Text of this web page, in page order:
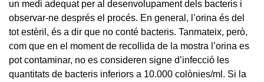
un medi adequat per al desenvolupament dels bacteris i
observar-ne després el procés. En general, l’orina és del
tot estèril, és a dir que no conté bacteris. Tanmateix, però,
com que en el moment de recollida de la mostra l’orina es
pot contaminar, no es consideren signe d’infecció les
quantitats de bacteris inferiors a 10.000 colònies/ml. Si la